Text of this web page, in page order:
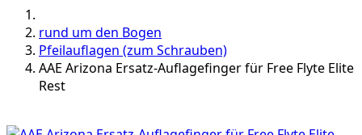
rund um den Bogen
Pfeilauflagen (zum Schrauben)
AAE Arizona Ersatz-Auflagefinger für Free Flyte Elite
Rest